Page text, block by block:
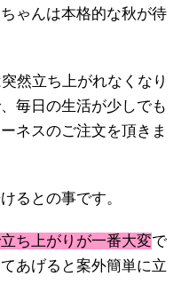
ゃんは本格的な秋が待
然立ち上がれなくなり
毎日の生活が少しでも
ネスのご注文を頂きま
るとの事です。
ち上がりが一番大変で
あげると案外簡単に立